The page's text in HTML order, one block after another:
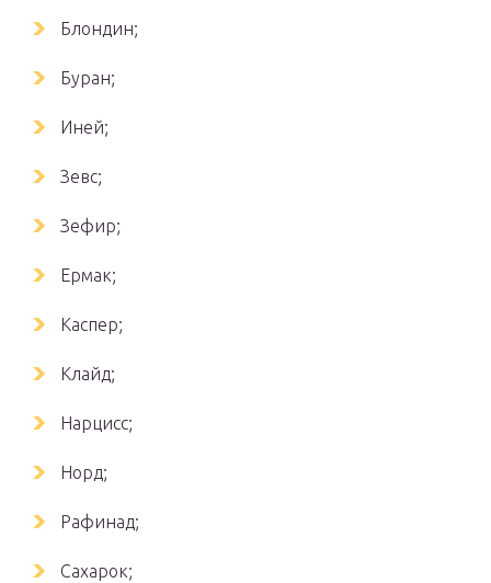
Блондин;
Буран;
Иней;
Зевс;
Зефир;
Ермак;
Каспер;
Клайд;
Нарцисс;
Норд;
Рафинад;
Сахарок;